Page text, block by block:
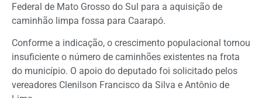
Federal de Mato Grosso do Sul para a aquisição de
caminhão limpa fossa para Caarapó.
Conforme a indicação, o crescimento populacional tornou
insuficiente o número de caminhões existentes na frota
do município. O apoio do deputado foi solicitado pelos
vereadores Clenilson Francisco da Silva e Antônio de